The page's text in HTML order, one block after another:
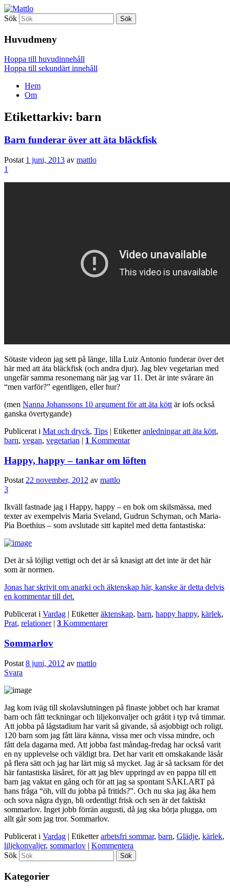
Mattlo
Sök
Huvudmeny
Hoppa till huvudinnehåll
Hoppa till sekundärt innehåll
Hem
Om
Etikettarkiv: barn
Barn funderar över att äta bläckfisk
Postat 1 juni, 2013 av mattlo
1
Sötaste videon jag sett på länge, lilla Luiz Antonio funderar över det
här med att äta bläckfisk (och andra djur). Jag blev vegetarian med
ungefär samma resonemang när jag var 11. Det är inte svårare än
“men varför?” egentligen, eller hur?
(men Nanna Johanssons 10 argument för att äta kött är iofs också
ganska övertygande)
Publicerat i Mat och dryck, Tips | Etiketter anledningar att äta kött,
barn, vegan, vegetarian | 1 Kommentar
Happy, happy – tankar om löften
Postat22 november, 2012 av mattlo
3
Ikväll fastnade jag i Happy, happy – en bok om skilsmässa, med
texter av exempelvis Maria Sveland, Gudrun Schyman, och Maria-
Pia Boethius – som avslutade sitt kapitel med detta fantastiska:
Det är så löjligt vettigt och det är så knasigt att det inte är det här
som är normen.
Jonas har skrivit om anarki och äktenskap här, kanske är detta delvis
en kommentar till det.
Publicerat i Vardag | Etiketter äktenskap, barn, happy happy, kärlek,
Prat, relationer | 3 Kommentarer
Sommarlov
Postat 8 juni, 2012 av mattlo
Svara
Jag kom iväg till skolavslutningen på finaste jobbet och har kramat
barn och fått teckningar och liljekonvaljer och gråtit i typ två timmar.
Att jobba på lågstadium har varit så givande, så asjobbigt och roligt.
120 barn som jag fått lära känna, vissa mer och vissa mindre, och
fått dela dagarna med. Att jobba fast måndag-fredag har också varit
en ny upplevelse och väldigt bra. Det har varit ett omskakande läsår
på flera sätt och jag har lärt mig så mycket. Jag är så tacksam för det
här fantastiska läsåret, för att jag blev uppringd av en pappa till ett
barn jag vaktat en gång och för att jag sa spontant SÅKLART på
hans fråga “öh, vill du jobba på fritids?”. Och nu ska jag åka hem
och sova några dygn, bli ordentligt frisk och sen är det faktiskt
sommarlov. Inget jobb förrän augusti, då jag ska börja plugga, om
allt går som jag tror. Sommarlov.
Publicerat i Vardag | Etiketter arbetsfri sommar, barn, Glädje, kärlek,
liljekonvaljer, sommarlov | Kommentera
Sök
Kategorier